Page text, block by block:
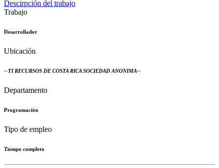
Descirpción del trabajo
Trabajo
Desarrollador
Ubicación
--TI RECURSOS DE COSTA RICA SOCIEDAD ANONIMA--
Departamento
Programación
Tipo de empleo
Tiempo completo